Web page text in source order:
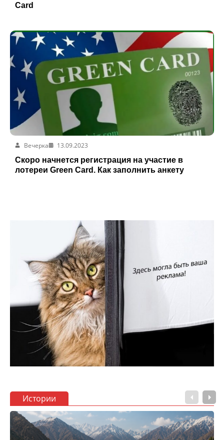
Card
Вечерка
13.09.2023
Скоро начнется регистрация на участие в
лотереи Green Card. Как заполнить анкету
Истории